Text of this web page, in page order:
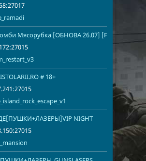
Мясорубка [ОБНОВА 26.07] [FREE VIP]
29/32
# 18+
NIGHT
cs_mansion